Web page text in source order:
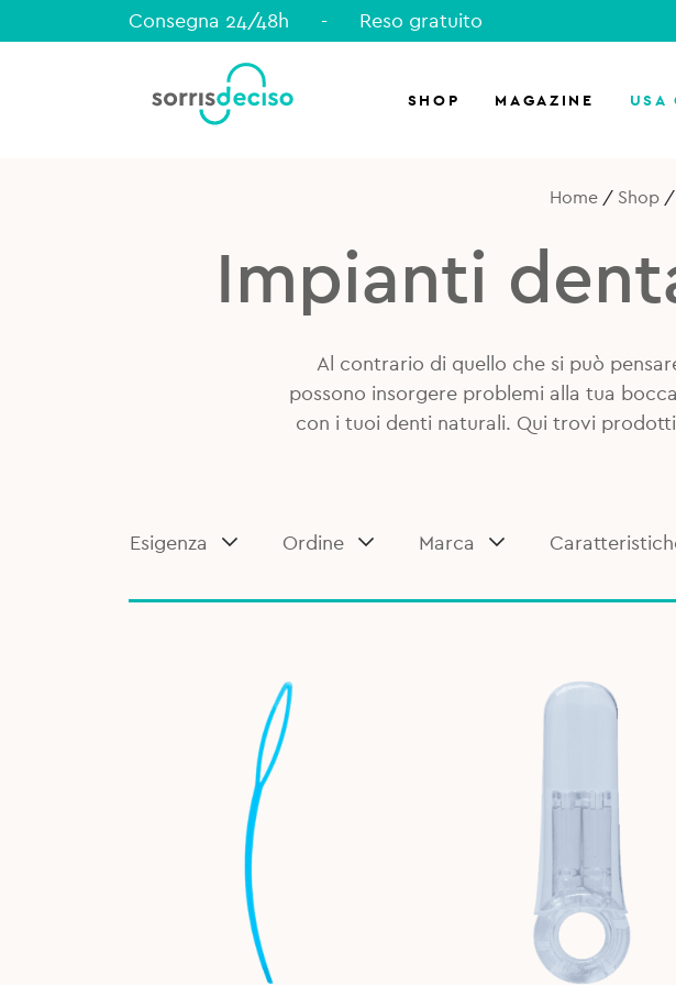
Consegna 24/48h - Reso gratuito
SHOP MAGAZINE USA
Home/ Shop/
Impianti
Al contrario di quello che si può
possono insorgere problemi alla tua
con i tuoi denti naturali. Qui trovi
Esigenza Ordine Marca